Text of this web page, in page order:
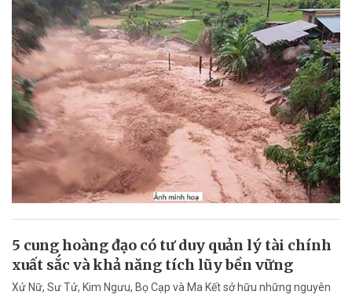
5 cung hoàng đạo có tư duy quản lý tài chính
xuất sắc và khả năng tích lũy bền vững
Xử Nữ, Sư Tử, Kim Ngưu, Bọ Cạp và Ma Kết sở hữu những nguyên